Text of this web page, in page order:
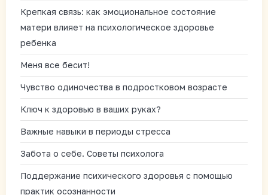
Крепкая связь: как эмоциональное состояние
матери влияет на психологическое здоровье
ребенка
Меня все бесит!
Чувство одиночества в подростковом возрасте
Ключ к здоровью в ваших руках?
Важные навыки в периоды стресса
Забота о себе. Советы психолога
Поддержание психического здоровья с помощью
практик осознанности